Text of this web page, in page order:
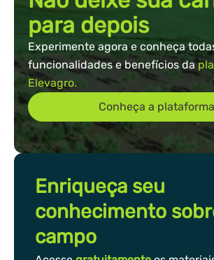
para depois
Experimente agora e conheça
funcionalidades e benefícios da
Elevagro.
Conheça a plataforma
Enriqueça seu
conhecimento
campo